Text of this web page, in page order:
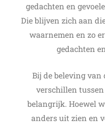
gedachten en
Die blijven zich aan
waarnemen en zo
gedachten
Bij de beleving
verschillen
belangrijk. Hoewel
anders uit zien en